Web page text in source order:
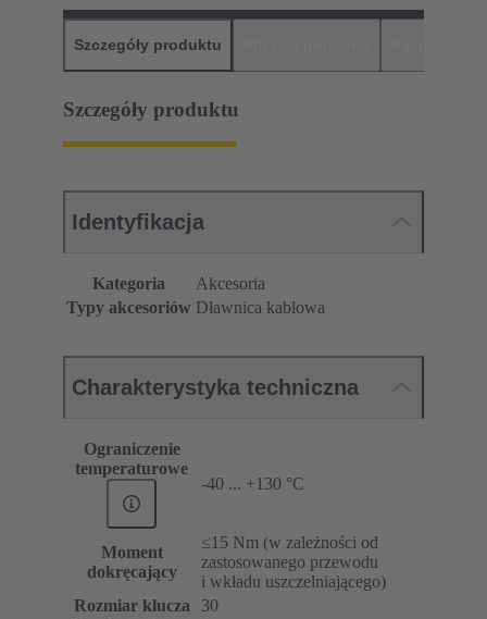
Szczegóły produktu
Szczegóły produktu
Identyfikacja
Kategoria
Akcesoria
Typy akcesoriów Dławnica kablowa
Charakterystyka techniczna
Ograniczenie
temperaturowe
-40 ... +130 °C
Moment
dokręcający
≤15 Nm (w zależności od
zastosowanego przewodu
i wkładu uszczelniającego)
Rozmiar klucza
30